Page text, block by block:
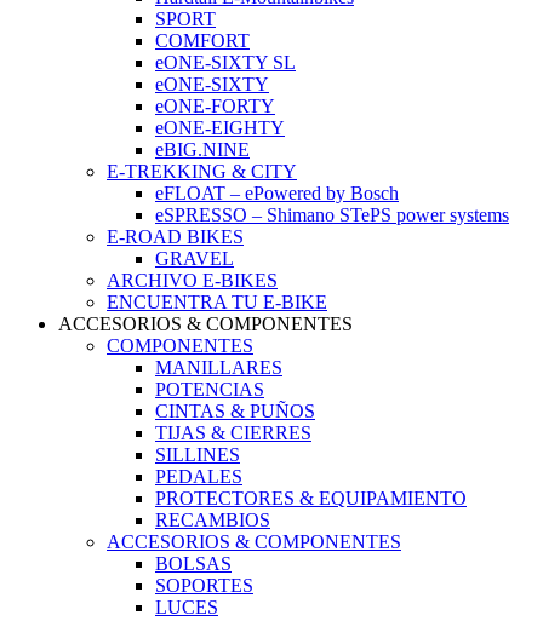
SPORT
COMFORT
eONE-SIXTY SL
eONE-SIXTY
eONE-FORTY
eONE-EIGHTY
eBIG.NINE
E-TREKKING & CITY
eFLOAT – ePowered by Bosch
eSPRESSO – Shimano STePS power systems
E-ROAD BIKES
GRAVEL
ARCHIVO E-BIKES
ENCUENTRA TU E-BIKE
ACCESORIOS & COMPONENTES
COMPONENTES
MANILLARES
POTENCIAS
CINTAS & PUÑOS
TIJAS & CIERRES
SILLINES
PEDALES
PROTECTORES & EQUIPAMIENTO
RECAMBIOS
ACCESORIOS & COMPONENTES
BOLSAS
SOPORTES
LUCES